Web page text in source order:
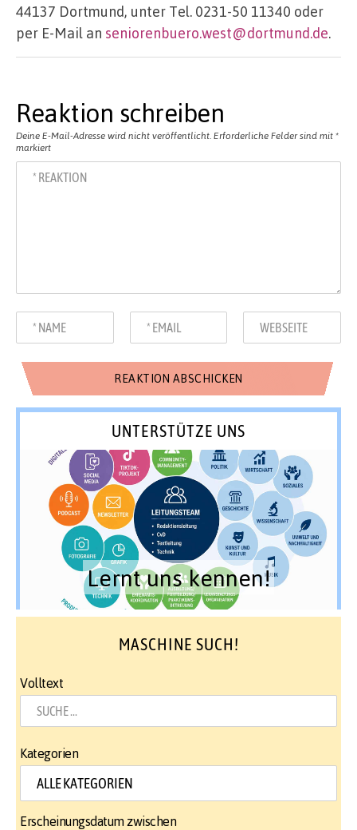
44137 Dortmund, unter Tel. 0231-50 11340 oder
per E-Mail an seniorenbuero.west@dortmund.de.
Reaktion schreiben
Deine E-Mail-Adresse wird nicht veröffentlicht. Erforderliche Felder sind mit *
markiert
UNTERSTÜTZE UNS
Lernt uns kennen!
MASCHINE SUCH!
Volltext
Kategorien
Erscheinungsdatum zwischen